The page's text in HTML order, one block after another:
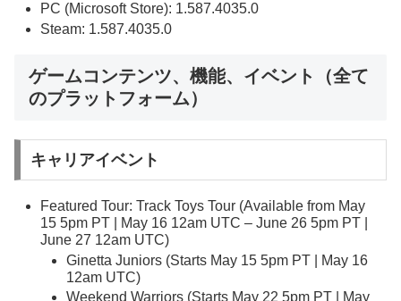
PC (Microsoft Store): 1.587.4035.0
Steam: 1.587.4035.0
ゲームコンテンツ、機能、イベント（全て
のプラットフォーム）
キャリアイベント
Featured Tour: Track Toys Tour (Available from May
15 5pm PT | May 16 12am UTC – June 26 5pm PT |
June 27 12am UTC)
Ginetta Juniors (Starts May 15 5pm PT | May 16
12am UTC)
Weekend Warriors (Starts May 22 5pm PT | May